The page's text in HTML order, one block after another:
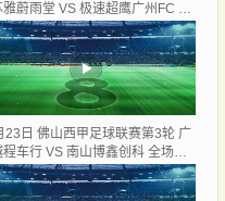
雅蔚雨堂 VS 极速超鹰广州FC 全
像
23日 佛山西甲足球联赛第3轮 广
程车行 VS 南山博鑫创科 全场录